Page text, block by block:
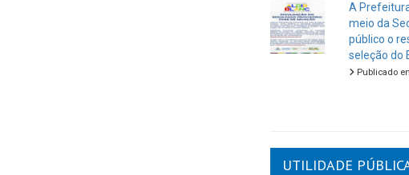
A
meio da
público o
seleção do
Publicado
UTILIDADE